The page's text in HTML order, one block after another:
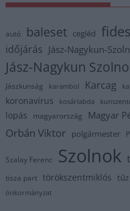
autó baleset cegléd
időjárás Jász-Nagykun-
Jász-Nagykun
Jászkunság karambol Karcag
koronavírus kosárlabda
lopás magyarország Magyar
Orbán Viktor polgármester
Szalay Ferenc Szolnok
tisza part törökszentmiklós tűz
önkormányzat